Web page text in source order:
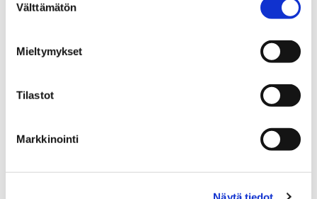
valinta
Välttämätön
Mieltymykset
Tilastot
Markkinointi
WhatsApp
Sp-Koti Kuopio